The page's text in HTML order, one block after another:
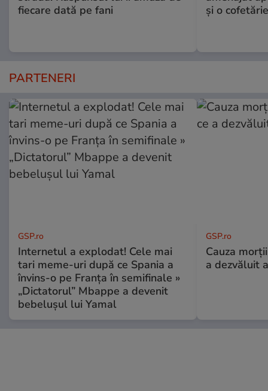
fiecare dată pe fani
și o cofetărie
PARTENERI
GSP.ro
Internetul a explodat! Cele mai
tari meme-uri după ce Spania a
învins-o pe Franța în semifinale »
„Dictatorul” Mbappe a devenit
bebelușul lui Yamal
GSP.ro
Cauza
a dezvăluit